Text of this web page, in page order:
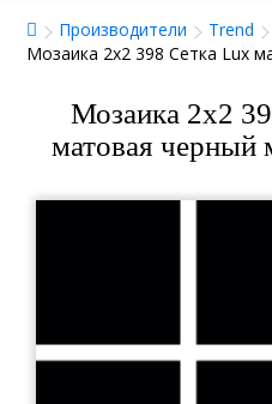
Производители Trend
Мозаика 2x2 398 Сетка Lux
Мозаика 2x2
матовая черный